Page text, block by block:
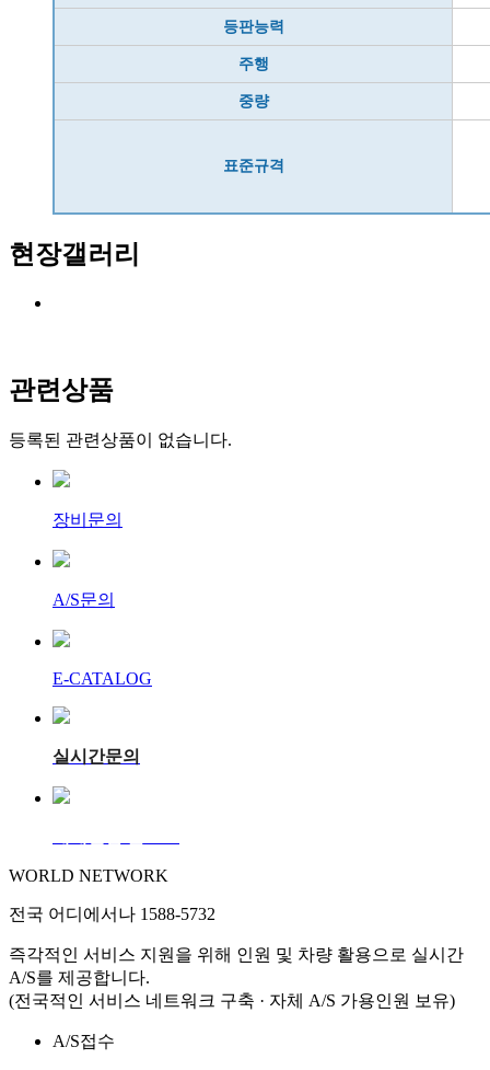
등판능력
주행
중량
표준규격
현장갤러리
관련상품
등록된 관련상품이 없습니다.
장비문의
A/S문의
E-CATALOG
실시간문의
WORLD NETWORK
전국 어디 에서나 1588-5732
즉각적인 서비스 지원을 위해 인원 및 차량 활용으로 실시간
A/S를 제공합니다.
(전국적인 서비스 네트워크 구축 · 자체 A/S 가용인원 보유)
A/S접수